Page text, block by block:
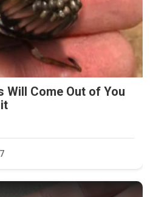
Will Come Out of You